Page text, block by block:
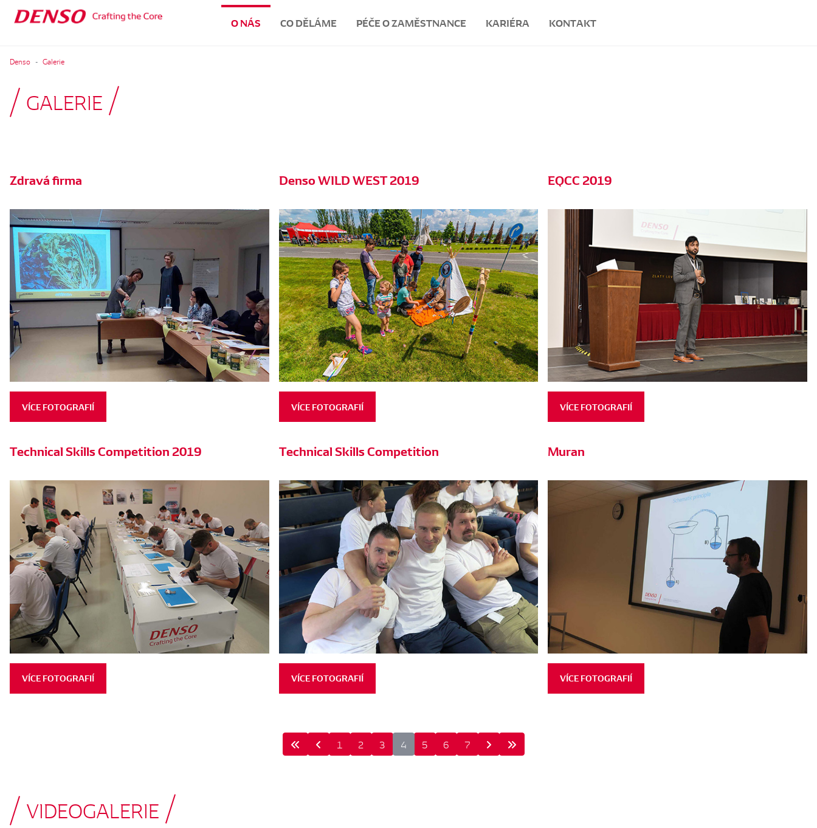
O NÁS CO DĚLÁME PÉČE O ZAMĚSTNANCE KARIÉRA KONTAKT
Denso Galerie
GALERIE
Zdravá firma
VÍCE FOTOGRAFIÍ
Denso WILD WEST 2019
VÍCE FOTOGRAFIÍ
EQCC 2019
VÍCE FOTOGRAFIÍ
Technical Skills Competition 2019
VÍCE FOTOGRAFIÍ
Technical Skills Competition
VÍCE FOTOGRAFIÍ
Muran
VÍCE FOTOGRAFIÍ
1 2 3 4 5 6 7
VIDEOGALERIE